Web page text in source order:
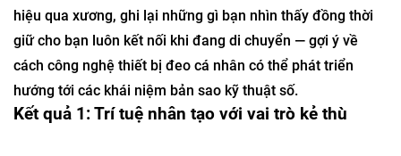
hiệu qua xương, ghi lại những gì bạn nhìn thấy đồng thời
giữ cho bạn luôn kết nối khi đang di chuyển — gợi ý về
cách công nghệ thiết bị đeo cá nhân có thể phát triển
hướng tới các khái niệm bản sao kỹ thuật số.
Kết quả 1: Trí tuệ nhân tạo với vai trò kẻ thù